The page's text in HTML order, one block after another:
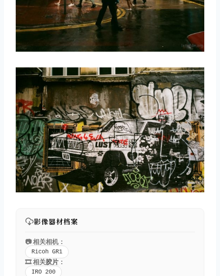
影像器材档案
📷 相关相机：
Ricoh GR1
🎞️ 相关胶片 ：
IRO 200